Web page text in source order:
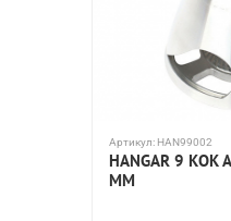
Артикул: HAN99002
HANGAR 9
ММ